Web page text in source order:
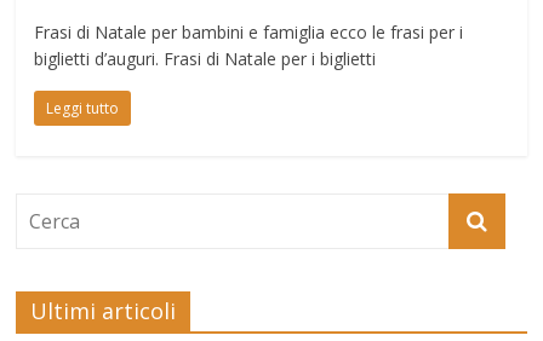
Frasi di Natale per bambini e famiglia ecco le frasi per i
biglietti d’auguri. Frasi di Natale per i biglietti
Leggi tutto
Ultimi articoli